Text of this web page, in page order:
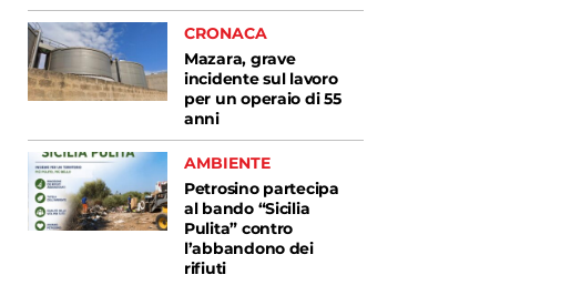
CRONACA
Mazara, grave
incidente sul lavoro
per un operaio di 55
anni
AMBIENTE
Petrosino partecipa
al bando “Sicilia
Pulita” contro
l’abbandono dei
rifiuti